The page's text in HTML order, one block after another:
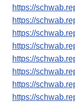
https://
https://
https://
https://
https://
https://
https://
https://